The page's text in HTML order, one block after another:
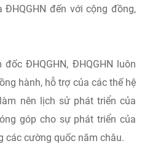
đến với cộng đồng,
ĐHQGHN, ĐHQGHN luôn
hành, hỗ trợ của các thế hệ
nên lịch sử phát triển của
góp cho sự phát triển của
các cường quốc năm châu.